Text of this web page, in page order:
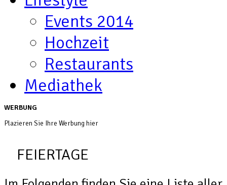
Events 2014
Hochzeit
Restaurants
Mediathek
WERBUNG
Plazieren Sie Ihre Werbung hier
FEIERTAGE